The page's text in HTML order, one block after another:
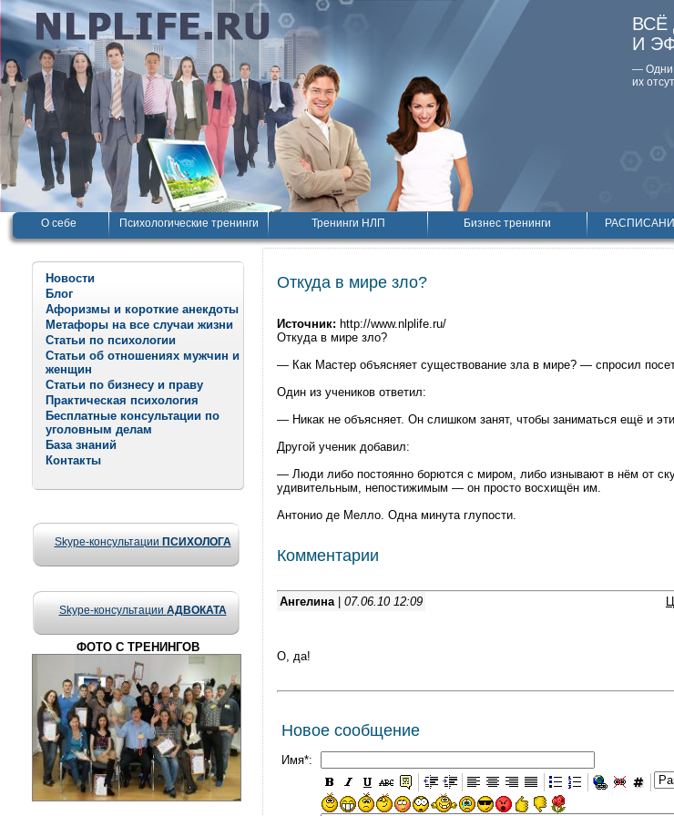
ВСЁ
И
— Одни
их
О себе Психологические тренинги Тренинги НЛП Бизнес тренинги
Новости
Блог
Афоризмы и короткие анекдоты
Метафоры на все случаи жизни
Статьи по психологии
Статьи об отношениях мужчин и
женщин
Статьи по бизнесу и праву
Практическая психология
Бесплатные консультации по
уголовным делам
База знаний
Контакты
Skype-консультации ПСИХОЛОГА
Skype-консультации АДВОКАТА
ФОТО С ТРЕНИНГОВ
Откуда в мире зло?
Источник: http://www.nlplife.ru/
Откуда в мире зло?
— Как Мастер объясняет существование зла в мире? — спросил
Один из учеников ответил:
— Никак не объясняет. Он слишком занят, чтобы заниматься ещё и
Другой ученик добавил:
— Люди либо постоянно борются с миром, либо изнывают в нём от
удивительным, непостижимым — он просто восхищён им.
Антонио де Мелло. Одна минута глупости.
Комментарии
Ангелина 07.06.10 12:09
О, да!
Новое сообщение
Имя*: